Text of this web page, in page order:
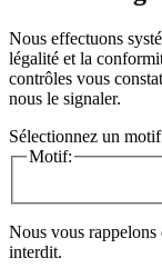
Nous effectuons
légalité et la
contrôles vous
nous le signaler.
Sélectionnez un
Motif:
Nous vous rappelons
interdit.